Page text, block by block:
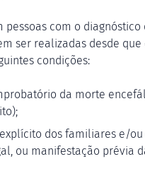
pessoas com o
ser realizadas desde que
condições:
da morte
dos familiares e/ou
ou manifestação prévia